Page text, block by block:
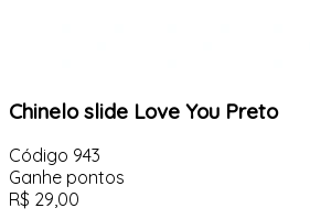
Chinelo slide Love You Preto
Código 943
Ganhe pontos
R$ 29,00